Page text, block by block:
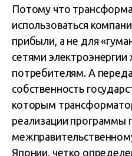
Потому что
использоваться
прибыли, а не для
сетями электроэнергии
потребителям. А
собственность
которым
реализации программы
Японии, четко